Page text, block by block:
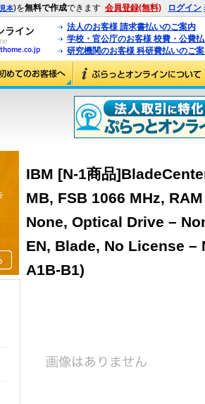
見本)を無料で作成できます 会員登録(無料) ログイン
法人のお客様 請求書払いのご案内
学校・官公庁のお客様 校費・公費
研究機関のお客様 科研費払いのご
IBM [N-1商品
MB, FSB 1066 MHz,
None, Optical Drive –
EN, Blade, No License –
A1B-B1)